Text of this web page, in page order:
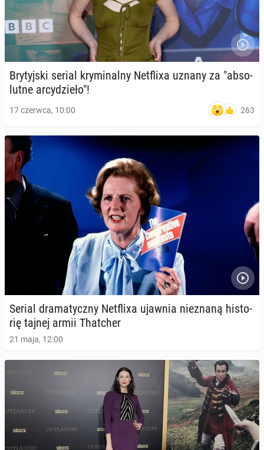
Bry­tyj­ski serial kry­mi­nal­ny Net­fli­xa uznany za "ab­so­
lut­ne ar­cy­dzie­ło"!
17 czerwca, 10:00 263
Serial dra­ma­tycz­ny Net­fli­xa ujawnia nie­zna­ną hi­sto­
rię tajnej armii That­cher
21 maja, 12:00